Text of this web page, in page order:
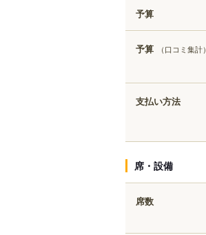
予算
予算 （口コミ集計）
支払い方法
席・設備
席数